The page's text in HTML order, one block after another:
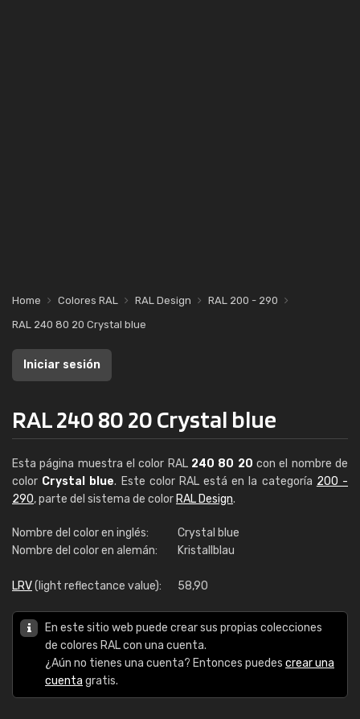
Home Colores RAL RAL Design
RAL 200 - 290
RAL 240 80 20 Crystal blue
Iniciar sesión
RAL 240 80 20 Crystal blue
Esta página muestra el color RAL 240 80 20 con el nombre de
color Crystal blue. Este color RAL está en la categoría 200 -
290, parte del sistema de color RAL Design.
Nombre del color en inglés:
Crystal blue
Nombre del color en alemán:
Kristallblau
LRV(light reflectance value): 58,90
En este sitio web puede crear sus propias colecciones
de colores RAL con una cuenta.
¿Aún no tienes una cuenta? Entonces puedes crear una
cuenta gratis.